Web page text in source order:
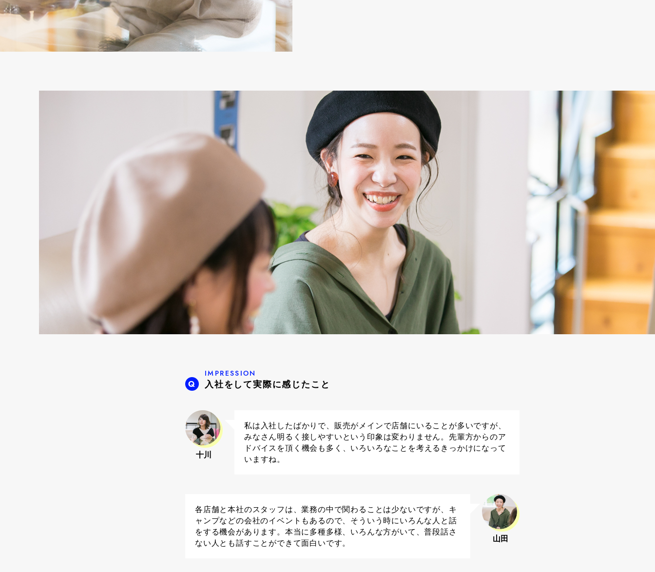
IMPRESSION
入社をして実際に感じたこと
十川
私は入社したばかりで、販売がメインで店舗にいることが多いですが、
みなさん明るく接しやすいという印象は変わりません。先輩方からのア
ドバイスを頂く機会も多く、いろいろなことを考えるきっかけになって
いますね。
山田
各店舗と本社のスタッフは、業務の中で関わることは少ないですが、キ
ャンプなどの会社のイベントもあるので、そういう時にいろんな人と話
をする機会があります。本当に多種多様、いろんな方がいて、普段話さ
ない人とも話すことができて面白いです。